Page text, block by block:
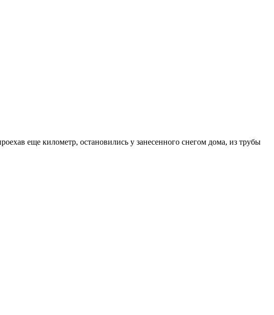
еще километр, остановились у занесенного снегом дома, из трубы